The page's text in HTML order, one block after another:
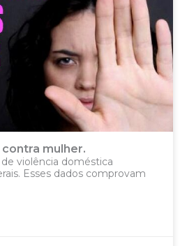
mulher.
de violência doméstica
Esses dados comprovam